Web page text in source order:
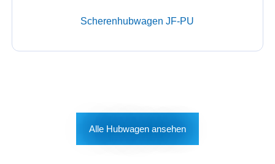
Scherenhubwagen JF-PU
Alle Hubwagen ansehen